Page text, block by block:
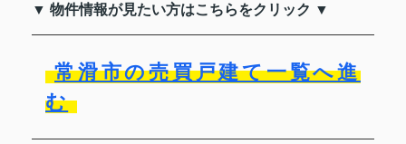
▼ 物件情報が見たい方はこちらをクリック ▼
常滑市の売買戸建て一覧へ進
む